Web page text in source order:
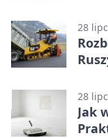
28
28
Jak